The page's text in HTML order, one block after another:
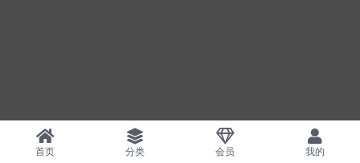
首页 分类 会员 我的